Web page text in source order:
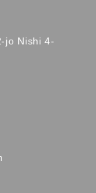
jo Nishi 4-